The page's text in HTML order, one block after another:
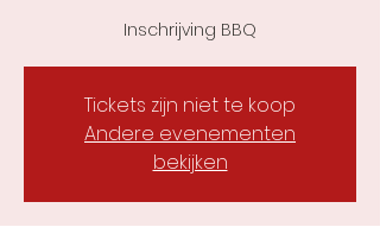
Inschrijving BBQ
Tickets zijn niet te koop
Andere evenementen
bekijken